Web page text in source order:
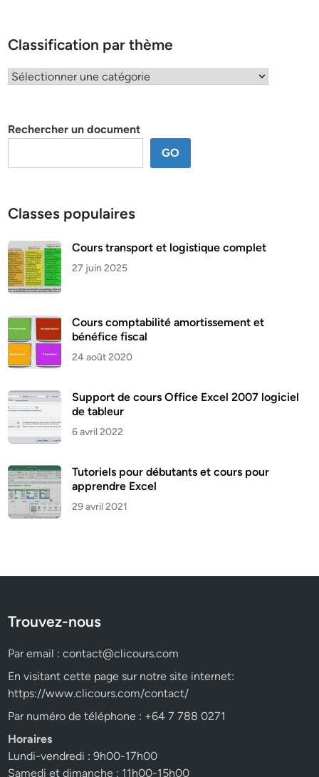
Classification par thème
Classification
Rechercher un document
GO
Classes populaires
Cours transport et logistique complet
27 juin 2025
Cours comptabilité amortissement et
bénéfice fiscal
24 août 2020
Support de cours Office Excel 2007 logiciel
de tableur
6 avril 2022
Tutoriels pour débutants et cours pour
apprendre Excel
29 avril 2021
Trouvez-nous
Par email :contact@clicours.com
En visitant cette page sur notre site internet:
https://www.clicours.com/contact/
Par numéro de téléphone : +64 7 788 0271
Horaires
Lundi-vendredi : 9h00-17h00
Samedi et dimanche : 11h00-15h00